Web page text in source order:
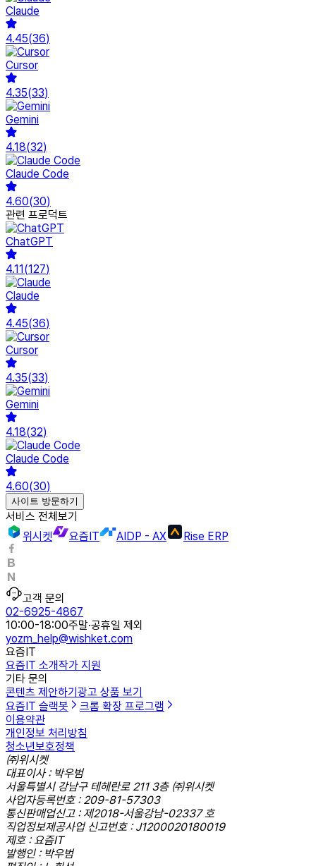
Claude
4.45(36)
Cursor
4.35(33)
Gemini
4.18(32)
Claude Code
4.60(30)
관련 프로덕트
ChatGPT
4.11(127)
Claude
4.45(36)
Cursor
4.35(33)
Gemini
4.18(32)
Claude Code
4.60(30)
사이트 방문하기
서비스 전체보기
위시켓
요즘IT AIDP - AX Rise ERP
고객 문의
02-6925-4867
10:00-18:00주말·공휴일 제외
yozm_help@wishket.com
요즘IT
요즘IT 소개작가 지원
기타 문의
콘텐츠 제안하기광고 상품 보기
요즘IT 슬랙봇
크롬 확장 프로그램
이용약관
개인정보 처리방침
청소년보호정책
㈜위시켓
대표이사 : 박우범
서울특별시 강남구 테헤란로 211 3층 ㈜위시켓
사업자등록번호 : 209-81-57303
통신판매업신고 : 제2018-서울강남-02337 호
직업정보제공사업 신고번호 : J1200020180019
제호 : 요즘IT
발행인 : 박우범